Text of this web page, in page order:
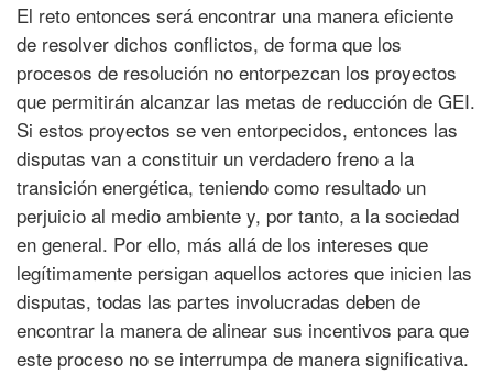
El reto entonces será encontrar una manera eficiente
de resolver dichos conflictos, de forma que los
procesos de resolución no entorpezcan los proyectos
que permitirán alcanzar las metas de reducción de GEI.
Si estos proyectos se ven entorpecidos, entonces las
disputas van a constituir un verdadero freno a la
transición energética, teniendo como resultado un
perjuicio al medio ambiente y, por tanto, a la sociedad
en general. Por ello, más allá de los intereses que
legítimamente persigan aquellos actores que inicien las
disputas, todas las partes involucradas deben de
encontrar la manera de alinear sus incentivos para que
este proceso no se interrumpa de manera significativa.